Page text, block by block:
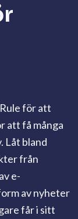
för att
att få många
Låt bland
från
e-
av nyheter
får i sitt